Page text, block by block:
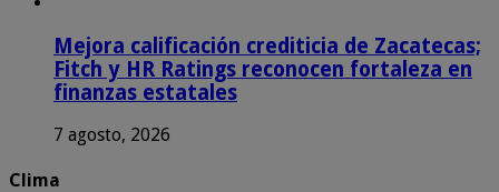
Mejora calificación crediticia de Zacatecas;
Fitch y HR Ratings reconocen fortaleza en
finanzas estatales
7 agosto, 2026
Clima